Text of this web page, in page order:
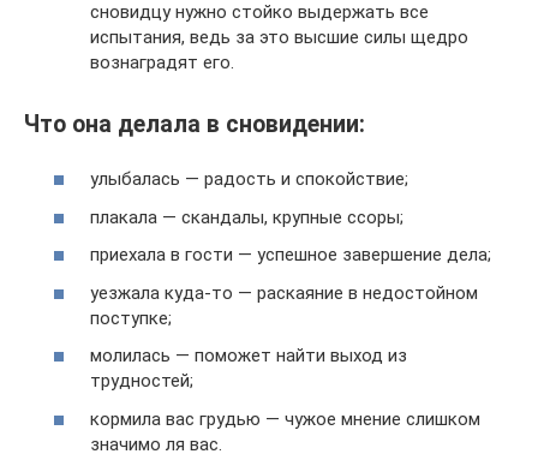
сновидцу нужно стойко выдержать все
испытания, ведь за это высшие силы щедро
вознаградят его.
Что она делала в сновидении:
улыбалась — радость и спокойствие;
плакала — скандалы, крупные ссоры;
приехала в гости — успешное завершение дела;
уезжала куда-то — раскаяние в недостойном
поступке;
молилась — поможет найти выход из
трудностей;
кормила вас грудью — чужое мнение слишком
значимо ля вас.